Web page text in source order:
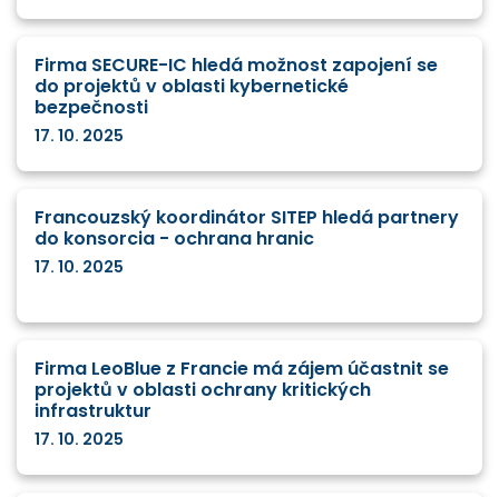
Firma SECURE-IC hledá možnost zapojení se
do projektů v oblasti kybernetické
bezpečnosti
17. 10. 2025
Francouzský koordinátor SITEP hledá partnery
do konsorcia - ochrana hranic
17. 10. 2025
Firma LeoBlue z Francie má zájem účastnit se
projektů v oblasti ochrany kritických
infrastruktur
17. 10. 2025